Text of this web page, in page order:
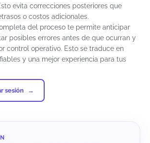
evita correcciones posteriores que
o costos adicionales.
del proceso te permite anticipar
posibles errores antes de que ocurran y
control operativo. Esto se traduce en
y una mejor experiencia para tus
sesión